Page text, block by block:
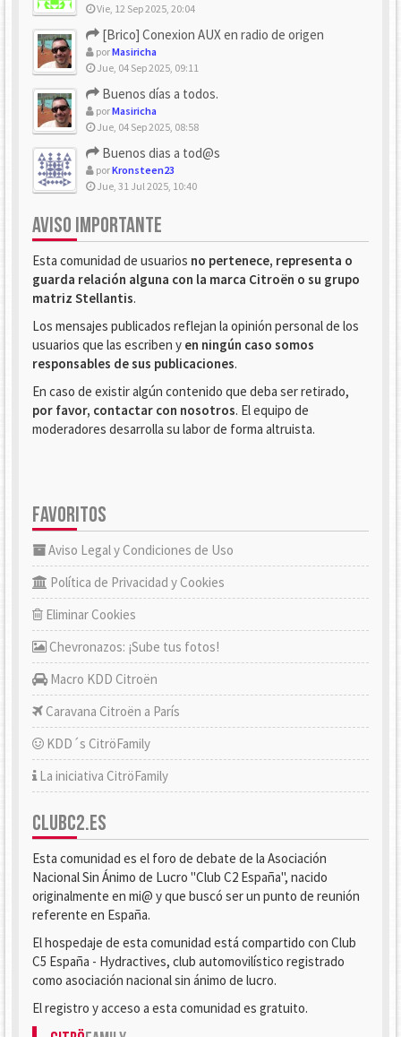
Vie, 12 Sep 2025, 20:04
[Brico] Conexion AUX en radio de origen
porMasiricha
Jue, 04 Sep 2025, 09:11
Buenos días a todos.
porMasiricha
Jue, 04 Sep 2025, 08:58
Buenos dias a tod@s
porKronsteen23
Jue, 31 Jul 2025, 10:40
AVISO IMPORTANTE
Esta comunidad de usuarios no pertenece, representa o
guarda relación alguna con la marca Citroën o su grupo
matriz Stellantis.
Los mensajes publicados reflejan la opinión personal de los
usuarios que las escriben y en ningún caso somos
responsables de sus publicaciones.
En caso de existir algún contenido que deba ser retirado,
por favor, contactar con nosotros. El equipo de
moderadores desarrolla su labor de forma altruista.
FAVORITOS
Aviso Legal y Condiciones de Uso
Política de Privacidad y Cookies
Eliminar Cookies
Chevronazos: ¡Sube tus fotos!
Macro KDD Citroën
Caravana Citroën a París
KDD´s CitröFamily
La iniciativa CitröFamily
CLUBC2.ES
Esta comunidad es el foro de debate de la Asociación
Nacional Sin Ánimo de Lucro "Club C2 España", nacido
originalmente en mi@ y que buscó ser un punto de reunión
referente en España.
El hospedaje de esta comunidad está compartido con Club
C5 España - Hydractives, club automovilístico registrado
como asociación nacional sin ánimo de lucro.
El registro y acceso a esta comunidad es gratuito.